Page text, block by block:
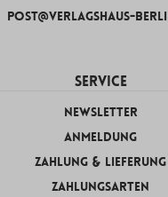
post@verlagshaus-
SERVICE
Newsletter
Anmeldung
Zahlung & Lieferung
Zahlungsarten